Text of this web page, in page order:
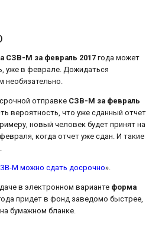
СЗВ-М за февраль 2017 года может
уже в феврале. Дожидаться
необязательно.
отправке СЗВ-М за февраль
вероятность, что уже сданный отчет
новый человек будет принят на
когда отчет уже сдан. И такие
М можно сдать досрочно».
в электронном варианте форма
придет в фонд заведомо быстрее,
бумажном бланке.